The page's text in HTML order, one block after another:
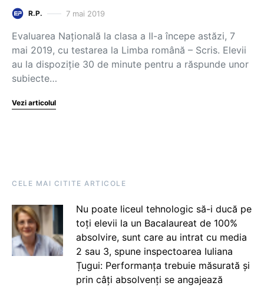
R.P. 7 mai 2019
Evaluarea Națională la clasa a II-a începe astăzi, 7
mai 2019, cu testarea la Limba română – Scris. Elevii
au la dispoziție 30 de minute pentru a răspunde unor
subiecte…
Vezi articolul
CELE MAI CITITE ARTICOLE
Nu poate liceul tehnologic să-i ducă pe
toți elevii la un Bacalaureat de 100%
absolvire, sunt care au intrat cu media
2 sau 3, spune inspectoarea Iuliana
Țugui: Performanța trebuie măsurată și
prin câți absolvenți se angajează